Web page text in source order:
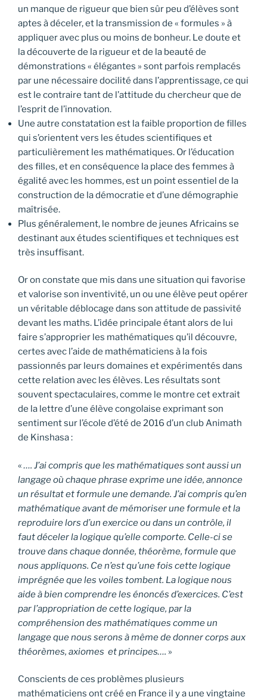
un manque de rigueur que bien sûr peu d’élèves sont
aptes à déceler, et la transmission de « formules » à
appliquer avec plus ou moins de bonheur. Le doute et
la découverte de la rigueur et de la beauté de
démonstrations « élégantes » sont parfois remplacés
par une nécessaire docilité dans l’apprentissage, ce qui
est le contraire tant de l’attitude du chercheur que de
l’esprit de l’innovation.
Une autre constatation est la faible proportion de filles
qui s’orientent vers les études scientifiques et
particulièrement les mathématiques. Or l’éducation
des filles, et en conséquence la place des femmes à
égalité avec les hommes, est un point essentiel de la
construction de la démocratie et d’une démographie
maîtrisée.
Plus généralement, le nombre de jeunes Africains se
destinant aux études scientifiques et techniques est
très insuffisant.
Or on constate que mis dans une situation qui favorise
et valorise son inventivité, un ou une élève peut opérer
un véritable déblocage dans son attitude de passivité
devant les maths. L’idée principale étant alors de lui
faire s’approprier les mathématiques qu’il découvre,
certes avec l’aide de mathématiciens à la fois
passionnés par leurs domaines et expérimentés dans
cette relation avec les élèves. Les résultats sont
souvent spectaculaires, comme le montre cet extrait
de la lettre d’une élève congolaise exprimant son
sentiment sur l’école d’été de 2016 d’un club Animath
de Kinshasa :
«…. J’ai compris que les mathématiques sont aussi un
langage où chaque phrase exprime une idée, annonce
un résultat et formule une demande. J’ai compris qu’en
mathématique avant de mémoriser une formule et la
reproduire lors d’un exercice ou dans un contrôle, il
faut déceler la logique qu’elle comporte. Celle-ci se
trouve dans chaque donnée, théorème, formule que
nous appliquons. Ce n’est qu’une fois cette logique
imprégnée que les voiles tombent. La logique nous
aide à bien comprendre les énoncés d’exercices. C’est
par l’appropriation de cette logique, par la
compréhension des mathématiques comme un
langage que nous serons à même de donner corps aux
théorèmes, axiomes et principes…. »
Conscients de ces problèmes plusieurs
mathématiciens ont créé en France il y a une vingtaine